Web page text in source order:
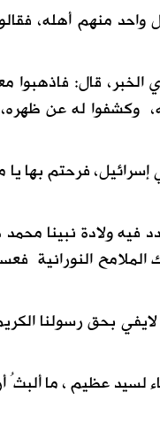
منهم أهله،
الخبر، قال:
وكشفوا له عن
إسرائيل، فرحتم
ولادة نبينا
النورانية
بحق رسولنا
عظيم ، ما ألبثُ